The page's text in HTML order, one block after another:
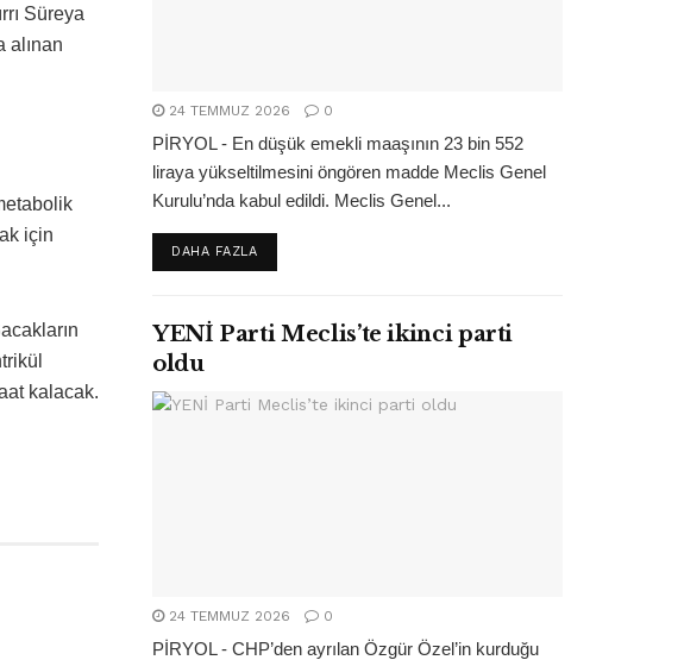
Süreya
alınan
için
kalacak.
24 TEMMUZ 2026 0
PİRYOL - En düşük emekli maaşının 23 bin 552
liraya yükseltilmesini öngören madde Meclis Genel
Kurulu’nda kabul edildi. Meclis Genel...
DAHA FAZLADETAILS
YENİ Parti Meclis’te ikinci parti
oldu
24 TEMMUZ 2026 0
PİRYOL - CHP’den ayrılan Özgür Özel’in kurduğu